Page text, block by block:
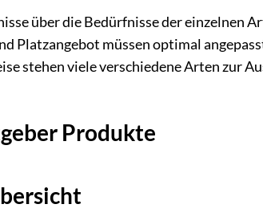
über die Bedürfnisse der einzelnen
Platzangebot müssen optimal
stehen viele verschiedene Arten zur
Produkte